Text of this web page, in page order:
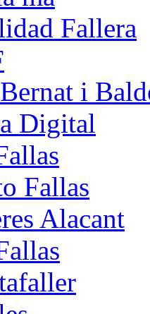
Fallera
i
Digital
Fallas
Alacant